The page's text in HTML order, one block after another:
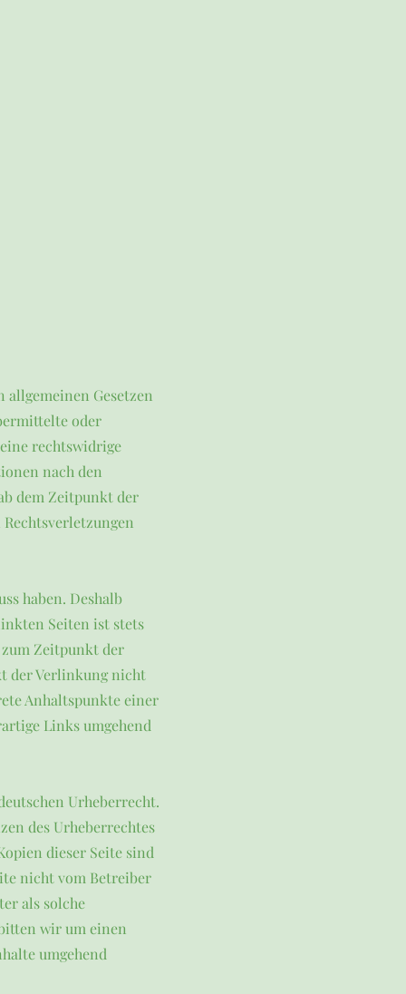
allgemeinen Gesetzen
oder
rechtswidrige
nach den
dem Zeitpunkt der
haben. Deshalb
Seiten ist stets
Zeitpunkt der
der Verlinkung nicht
Anhaltspunkte einer
Links umgehend
Urheberrecht.
des Urheberrechtes
dieser Seite sind
nicht vom Betreiber
als solche
wir um einen
umgehend